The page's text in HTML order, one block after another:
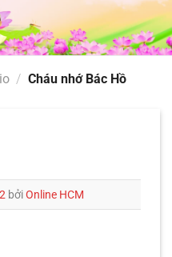
/ Cháu nhớ Bác Hồ
bởiOnline HCM